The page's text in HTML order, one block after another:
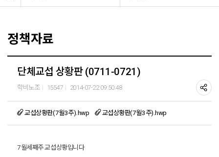
정책자료
단체교섭 상황판 (0711-0721)
학비노조 15547 2014-07-22 09:50:48
교섭상황판(7월3주).hwp 교섭상황판(7월3주).hwp
7월세째주 교섭상황입니다